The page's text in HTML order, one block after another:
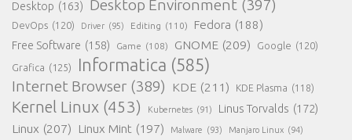
Desktop (163) Desktop Environment (397)
DevOps (120) Driver (95) Editing (110) Fedora (188)
Free Software (158) Game (108) GNOME (209) Google (120)
Grafica (125) Informatica (585)
Internet Browser (389) KDE (211) KDE Plasma (118)
Kernel Linux (453) Kubernetes (91) Linus Torvalds (172)
Linux (207) Linux Mint (197) Malware (93) Manjaro Linux (94)